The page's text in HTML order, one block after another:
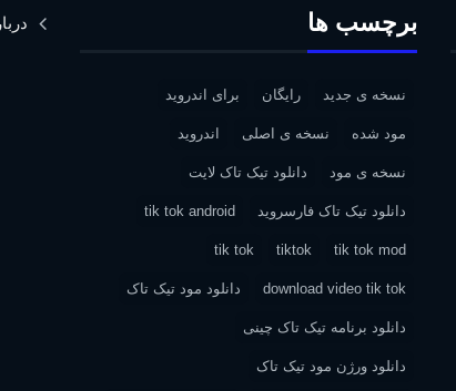
برچسب ها
نسخه ی جدید رایگان برای اندروید
مود شده نسخه ی اصلی اندروید
نسخه ی مود دانلود تیک تاک لایت
دانلود تیک تاک فارسروید tik tok android
tik tok mod
tiktok
tik tok
download video tik tok دانلود مود تیک تاک
دانلود برنامه تیک تاک چینی
دانلود ورژن مود تیک تاک